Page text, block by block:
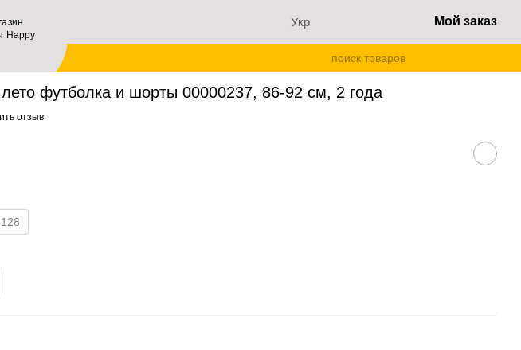
Укр Мой заказ
лето футболка и шорты 00000237, 86-92 см, 2 года
футболка и шорты 00000237, 86-92 см, 2 года
отзыв